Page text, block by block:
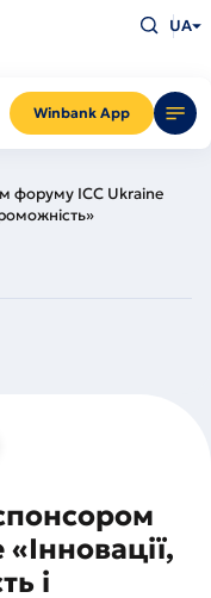
Winbank App
що
Enter
UA
форуму ICC Ukraine
і